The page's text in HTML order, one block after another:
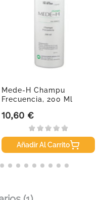
Mede-H Champu
Frecuencia, 200 Ml
Precio
10,60 €
Añadir Al Carrito